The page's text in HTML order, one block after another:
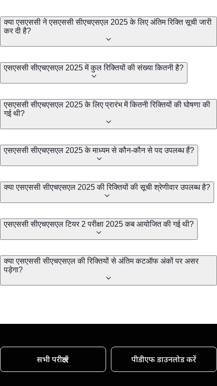
क्या एसएससी ने एसएससी सीएचएसएल 2025 के लिए अंतिम रिक्ति सूची जारी
कर दी है?
एसएससी सीएचएसएल 2025 में कुल रिक्तियों की संख्या कितनी है?
एसएससी सीएचएसएल 2025 के लिए प्रारंभ में कितनी रिक्तियों की घोषणा की
गई थी?
एसएससी सीएचएसएल 2025 के माध्यम से कौन-कौन से पद उपलब्ध हैं?
क्या एसएससी सीएचएसएल 2025 की रिक्तियों की सूची श्रेणीवार उपलब्ध है?
एसएससी सीएचएसएल टियर 2 परीक्षा 2025 कब आयोजित की गई थी?
क्या एसएससी सीएचएसएल की रिक्तियों से अंतिम कटऑफ अंकों पर असर
पड़ेगा?
सभी परीक्षाएँ पीडीएफ डाउनलोड करें